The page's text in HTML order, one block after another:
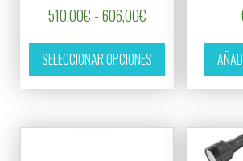
510,00€ -606,00€Rango de precios:
SELECCIONAR OPCIONES
Este producto